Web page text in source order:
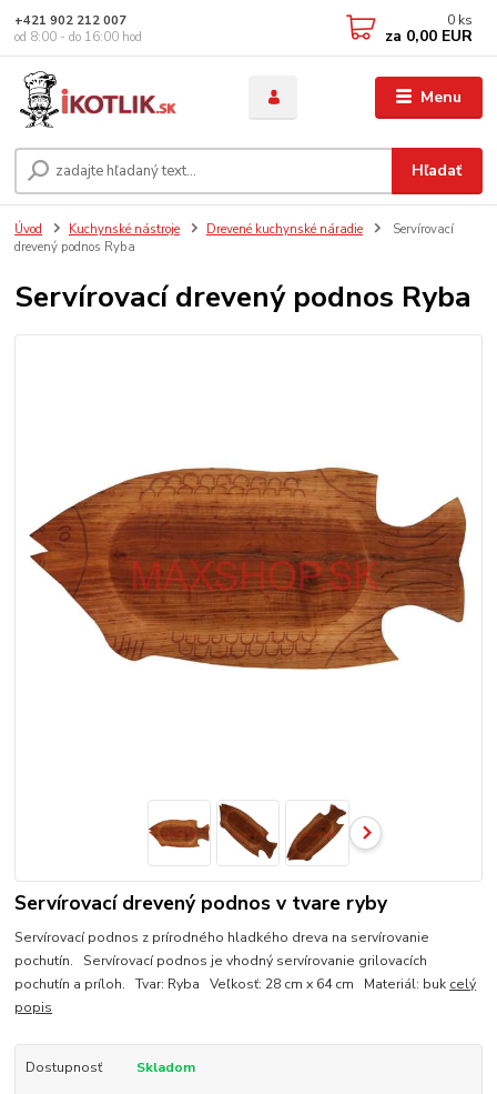
Menu
Hľadať
+421 902 212 007
od 8:00 - do 16:00 hod
0 ks
za 0,00 EUR
Úvod Kuchynské nástroje Drevené kuchynské náradie
Servírovací
drevený podnos Ryba
Servírovací drevený podnos Ryba
Servírovací drevený podnos v tvare ryby
Servírovací podnos z prírodného hladkého dreva na servírovanie
pochutín. Servírovací podnos je vhodný servírovanie grilovacích
pochutín a príloh. Tvar: Ryba Veľkosť: 28 cm x 64 cm Materiál: buk celý
popis
Dostupnosť Skladom